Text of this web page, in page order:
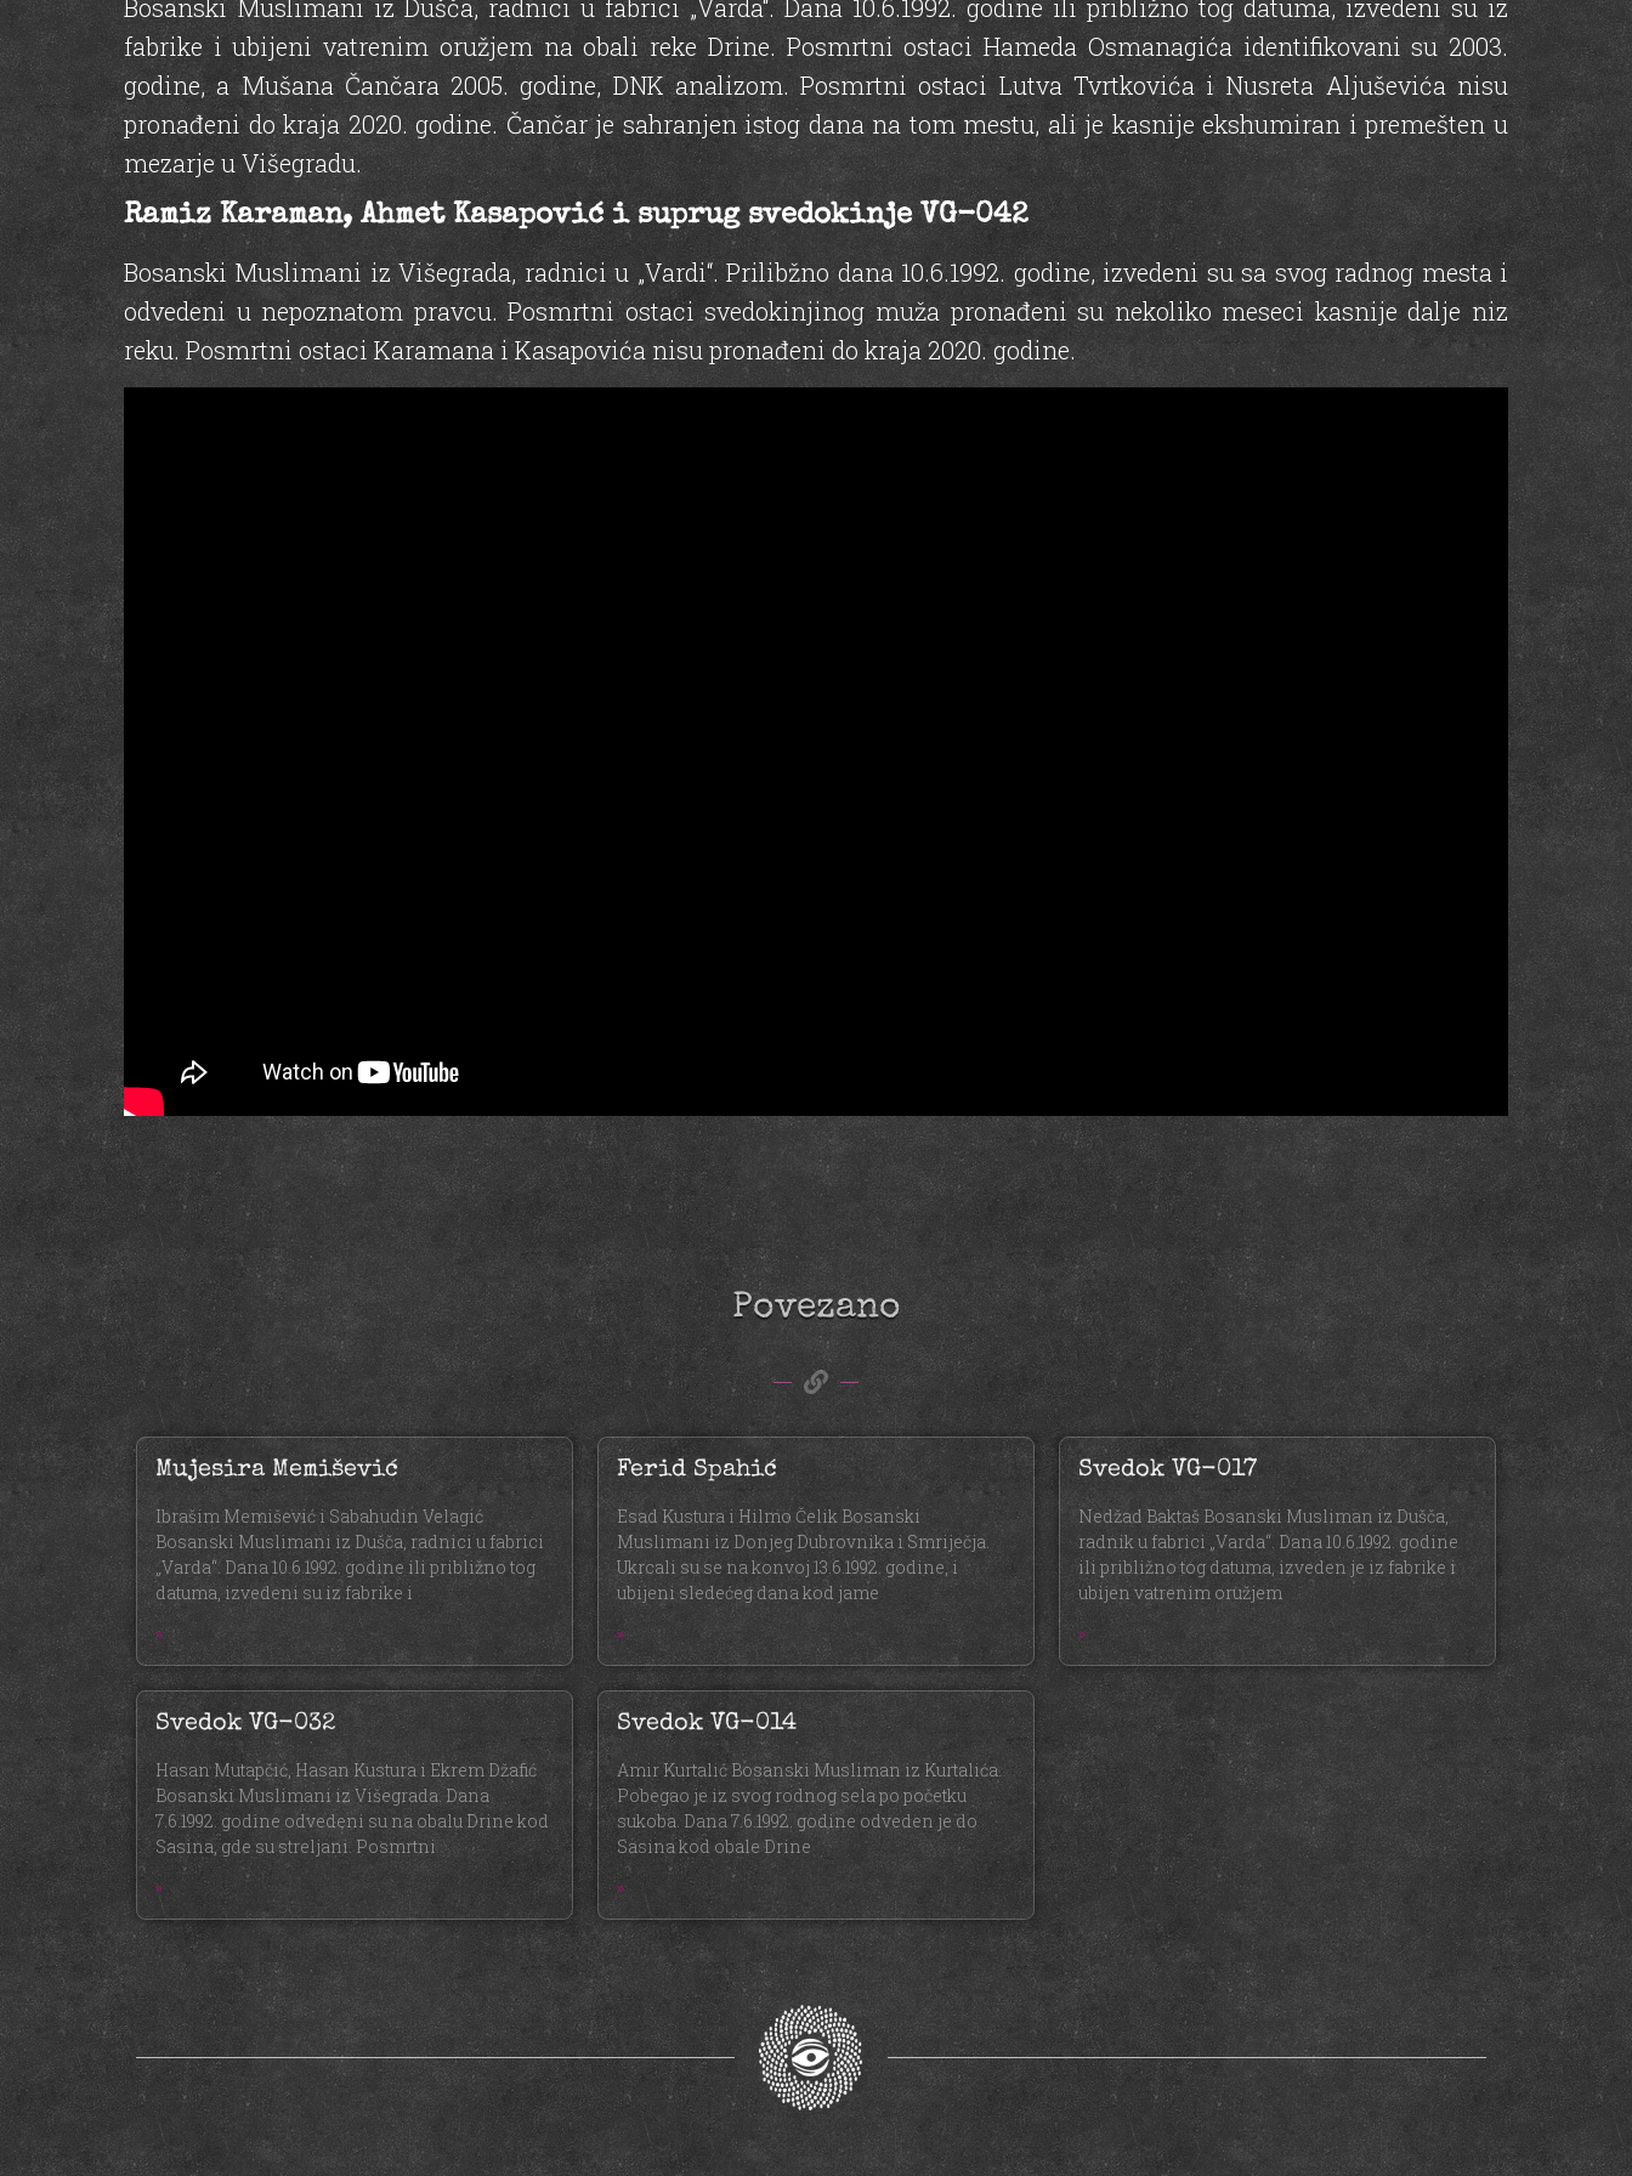
Bosanski Muslimani iz Dušča, radnici u fabrici „Varda“. Dana 10.6.1992. godine ili približno tog datuma, izvedeni su iz
fabrike i ubijeni vatrenim oružjem na obali reke Drine. Posmrtni ostaci Hameda Osmanagića identifikovani su 2003.
godine, a Mušana Čančara 2005. godine, DNK analizom. Posmrtni ostaci Lutva Tvrtkovića i Nusreta Aljuševića nisu
pronađeni do kraja 2020. godine. Čančar je sahranjen istog dana na tom mestu, ali je kasnije ekshumiran i premešten u
mezarje u Višegradu.
Ramiz Karaman, Ahmet Kasapović i suprug svedokinje VG-042
Bosanski Muslimani iz Višegrada, radnici u „Vardi“. Prilibžno dana 10.6.1992. godine, izvedeni su sa svog radnog mesta i
odvedeni u nepoznatom pravcu. Posmrtni ostaci svedokinjinog muža pronađeni su nekoliko meseci kasnije dalje niz
reku. Posmrtni ostaci Karamana i Kasapovića nisu pronađeni do kraja 2020. godine.
Povezano
Mujesira Memišević
Ibrašim Memišević i Sabahudin Velagić
Bosanski Muslimani iz Dušča, radnici u fabrici
„Varda“. Dana 10.6.1992. godine ili približno tog
datuma, izvedeni su iz fabrike i
»
Ferid Spahić
Esad Kustura i Hilmo Čelik Bosanski
Muslimani iz Donjeg Dubrovnika i Smriječja.
Ukrcali su se na konvoj 13.6.1992. godine, i
ubijeni sledećeg dana kod jame
»
Svedok VG-017
Nedžad Baktaš Bosanski Musliman iz Dušča,
radnik u fabrici „Varda“. Dana 10.6.1992. godine
ili približno tog datuma, izveden je iz fabrike i
ubijen vatrenim oružjem
»
Svedok VG-032
Hasan Mutapčić, Hasan Kustura i Ekrem Džafić
Bosanski Muslimani iz Višegrada. Dana
7.6.1992. godine odvedeni su na obalu Drine kod
Sasina, gde su streljani. Posmrtni
»
Svedok VG-014
Amir Kurtalić Bosanski Musliman iz Kurtalića.
Pobegao je iz svog rodnog sela po početku
sukoba. Dana 7.6.1992. godine odveden je do
Sasina kod obale Drine
»